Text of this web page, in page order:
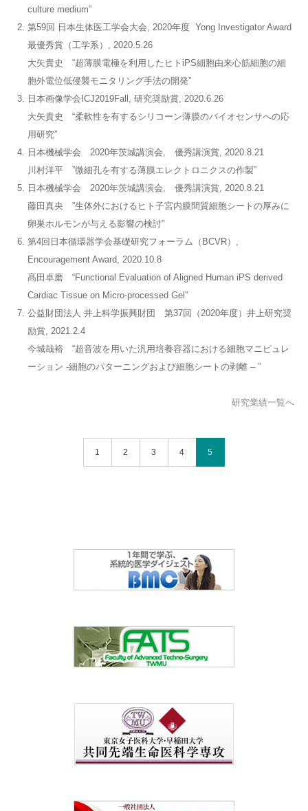
culture medium”
第59回 日本生体医工学会大会, 2020年度 Yong Investigator Award
最優秀賞（工学系）, 2020.5.26
大矢貴史 “超薄膜電極を利用したヒトiPS細胞由来心筋細胞の細
胞外電位低侵襲モニタリング手法の開発”
日本画像学会ICJ2019Fall, 研究奨励賞, 2020.6.26
大矢貴史 “柔軟性を有するシリコーン薄膜のバイオセンサへの応
用研究”
日本機械学会 2020年茨城講演会, 優秀講演賞, 2020.8.21
川村洋平 ”微細孔を有する薄膜エレクトロニクスの作製”
日本機械学会 2020年茨城講演会, 優秀講演賞, 2020.8.21
藤田真央 ”生体外におけるヒト子宮内膜間質細胞シートの厚みに
卵巣ホルモンが与える影響の検討”
第4回日本循環器学会基礎研究フォーラム（BCVR）,
Encouragement Award, 2020.10.8
髙田卓磨 “Functional Evaluation of Aligned Human iPS derived
Cardiac Tissue on Micro-processed Gel”
公益財団法人 井上科学振興財団 第37回（2020年度）井上研究奨
励賞, 2021.2.4
今城哉裕 “超音波を用いた汎用培養容器における細胞マニピュレ
ーション -細胞のパターニングおよび細胞シートの剥離 – ”
研究業績一覧へ
1 2 3 4 5